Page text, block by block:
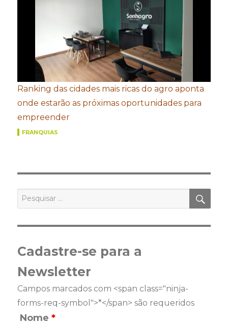
Ranking das cidades mais ricas do agro aponta
onde estarão as próximas oportunidades para
empreender
FRANQUIAS
por:
Cadastre-se para a
Newsletter
Campos marcados com <span class="ninja-
forms-req-symbol">*</span> são requeridos
Nome*